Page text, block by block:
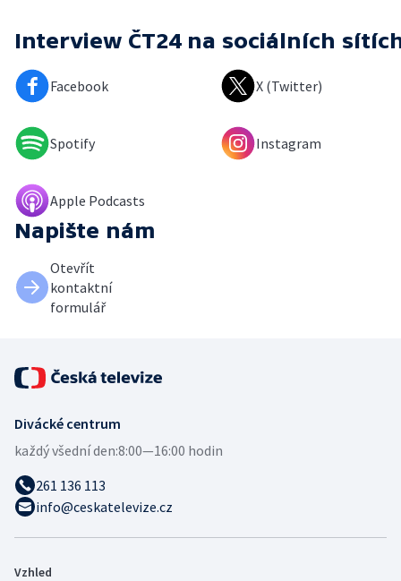
Interview ČT24 na sociálních
Facebook X (Twitter)
Spotify Instagram
Apple Podcasts
Napište nám
Otevřít
kontaktní
formulář
Divácké centrum
každý všední den:8:00—16:00 hodin
261 136 113
info@ceskatelevize.cz
Vzhled